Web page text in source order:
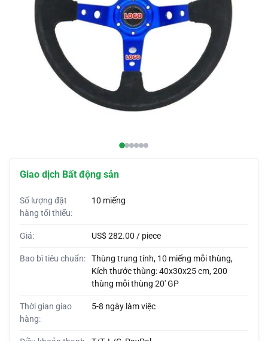
Bọc đầu xe
Còi tùy chỉnh
Giao dịch Bất động sản
Số lượng đặt
hàng tối thiểu:
10 miếng
Giá: US$ 282.00 / piece
Bao bì tiêu chuẩn:
Thùng trung tính, 10 miếng mỗi thùng,
Kích thước thùng: 40x30x25 cm, 200
thùng mỗi thùng 20' GP
Thời gian giao
hàng:
5-8 ngày làm việc